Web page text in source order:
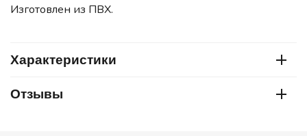
Изготовлен из ПВХ.
Характеристики
Отзывы